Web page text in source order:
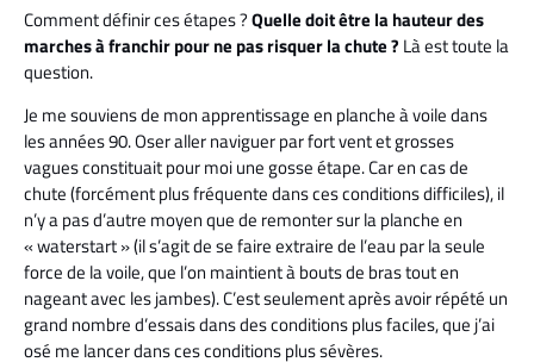
Comment définir ces étapes ?Quelle doit être la hauteur des
marches à franchir pour ne pas risquer la chute ? Là est toute la
question.
Je me souviens de mon apprentissage en planche à voile dans
les années 90. Oser aller naviguer par fort vent et grosses
vagues constituait pour moi une gosse étape. Car en cas de
chute (forcément plus fréquente dans ces conditions difficiles), il
n’y a pas d’autre moyen que de remonter sur la planche en
« waterstart » (il s’agit de se faire extraire de l’eau par la seule
force de la voile, que l’on maintient à bouts de bras tout en
nageant avec les jambes). C’est seulement après avoir répété un
grand nombre d’essais dans des conditions plus faciles, que j’ai
osé me lancer dans ces conditions plus sévères.